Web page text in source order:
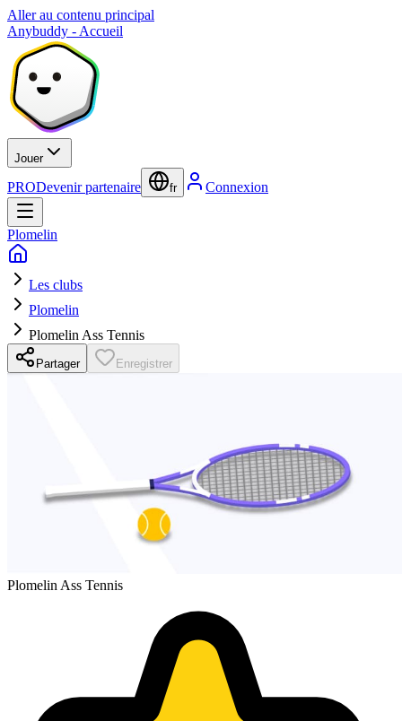
Aller au contenu principal
Anybuddy - Accueil
Jouer
PRODevenir partenaire fr Connexion
Plomelin
Les clubs
Plomelin
Plomelin Ass Tennis
Partager Enregistrer
Plomelin Ass Tennis